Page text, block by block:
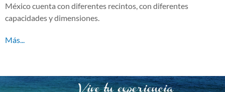
México cuenta con diferentes recintos, con diferentes
capacidades y dimensiones.
Más...